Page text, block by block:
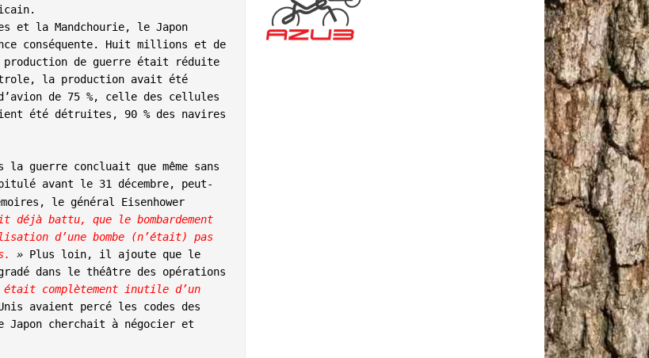
et la Mandchourie, le Japon
conséquente. Huit millions et de
de guerre était réduite
la production avait été
de 75 %, celle des cellules
été détruites, 90 % des navires
la guerre concluait que même sans
avant le 31 décembre, peut-
le général Eisenhower
déjà battu, que le bombardement
d’une bombe (n’était) pas
» Plus loin, il ajoute que le
dans le théâtre des opérations
était complètement inutile d’un
avaient percé les codes des
Japon cherchait à négocier et